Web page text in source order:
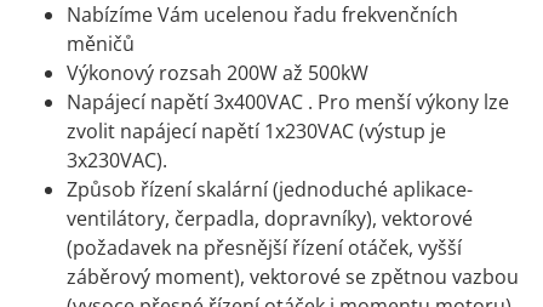
Nabízíme Vám ucelenou řadu frekvenčních
měničů
Výkonový rozsah 200W až 500kW
Napájecí napětí 3x400VAC . Pro menší výkony lze
zvolit napájecí napětí 1x230VAC (výstup je
3x230VAC).
Způsob řízení skalární (jednoduché aplikace-
ventilátory, čerpadla, dopravníky), vektorové
(požadavek na přesnější řízení otáček, vyšší
záběrový moment), vektorové se zpětnou vazbou